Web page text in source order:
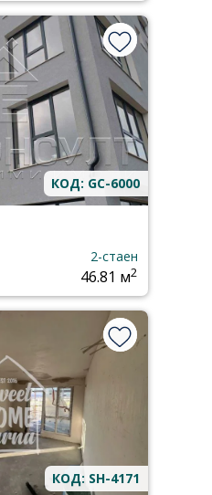
КОД: GC-6000
2-стаен
46.81 м2
КОД: SH-4171